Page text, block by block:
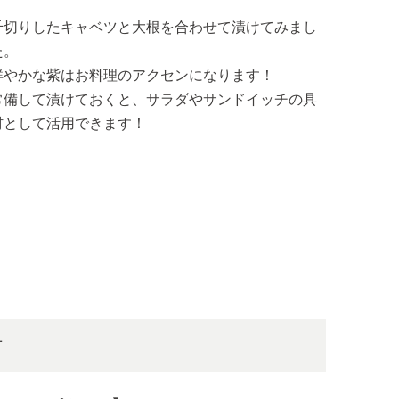
切りしたキャベツと大根を合わせて漬けてみまし
やかな紫はお料理のアクセンになります！
備して漬けておくと、サラダやサンドイッチの具
として活用できます！